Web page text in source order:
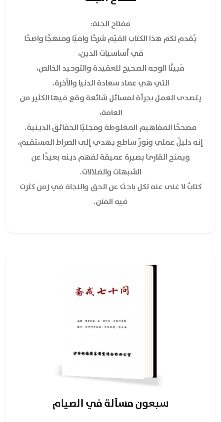
مفتاح الجنة:
يُقدم لكم هذا الكتاب القيّم شرحًا وافيًا ومنهجًا واضحًا
في أساسيات الدين،
مُبينًا الوجه الصحيح للعقيدة والتوحيد الخالص،
التي هي عماد سعادة الدنيا والآخرة.
يتصدى العمل بجرأة لمسائل شائعة وقع فيها الكثير من
العامة،
مصححًا المفاهيم المغلوطة ومجليًا الحقائق الدينية.
إنه دليلٌ عملي ونورٌ ساطع يهدي إلى الصراط المستقيم،
ويمنح القارئ بصيرة عميقة لفهم دينه بعيدًا عن
الشبهات والضلالات.
كتابٌ لا غنى عنه لكل باحث عن الحق والنجاة في زمن كثرت
فيه الفتن.
سبعون مسألة في الصيام